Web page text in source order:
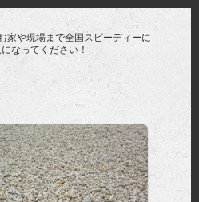
家や現場まで全国スピーディーに
なってください！